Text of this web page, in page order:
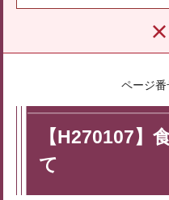
ページ
【H270107】
て